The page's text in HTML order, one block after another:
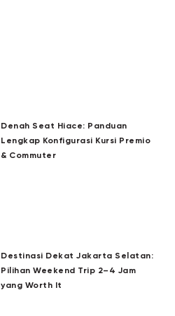
Denah Seat Hiace: Panduan
Lengkap Konfigurasi Kursi Premio
& Commuter
Destinasi Dekat Jakarta Selatan:
Pilihan Weekend Trip 2–4 Jam
yang Worth It